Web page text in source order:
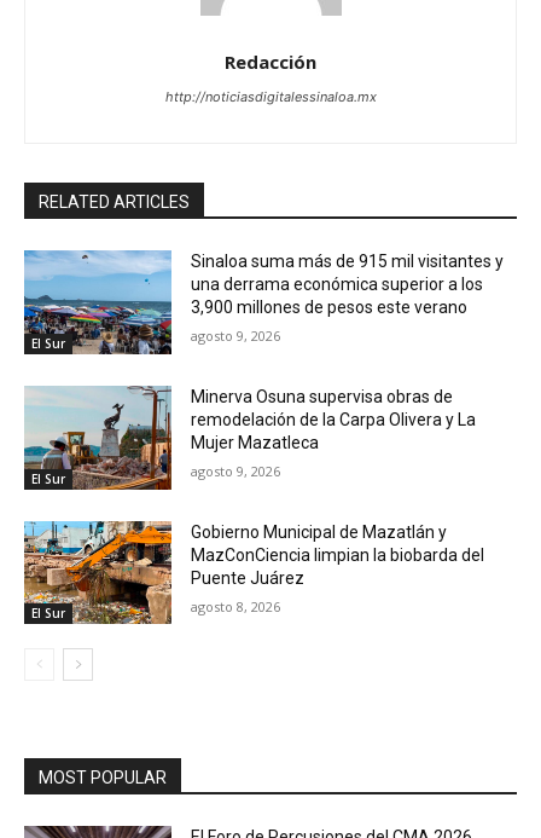
Redacción
http://noticiasdigitalessinaloa.mx
RELATED ARTICLES
El Sur
Sinaloa suma más de 915 mil visitantes y
una derrama económica superior a los
3,900 millones de pesos este verano
agosto 9, 2026
El Sur
Minerva Osuna supervisa obras de
remodelación de la Carpa Olivera y La
Mujer Mazatleca
agosto 9, 2026
El Sur
Gobierno Municipal de Mazatlán y
MazConCiencia limpian la biobarda del
Puente Juárez
agosto 8, 2026
MOST POPULAR